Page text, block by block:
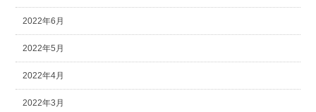
2022年6月
2022年5月
2022年4月
2022年3月